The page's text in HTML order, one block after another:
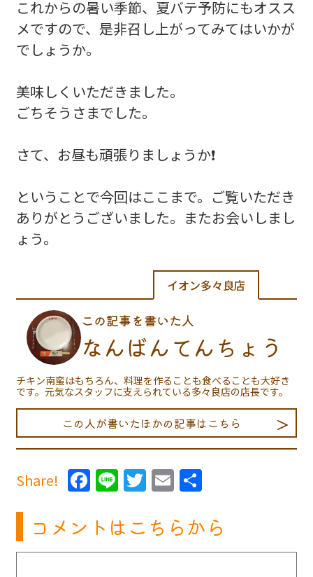
これからの暑い季節、夏バテ予防にもオスス
メですので、是非召し上がってみてはいかが
でしょうか。
美味しくいただきました。
ごちそうさまでした。
さて、お昼も頑張りましょうか❗
ということで今回はここまで。ご覧いただき
ありがとうございました。またお会いしまし
ょう。
イオン多々良店
この記事を書いた人
なんばんてんちょう
チキン南蛮はもちろん、料理を作ることも食べることも大好き
です。元気なスタッフに支えられている多々良店の店長です。
この人が書いたほかの記事はこちら
Share! Facebook
LineTwitter
Email
コメントはこちらから